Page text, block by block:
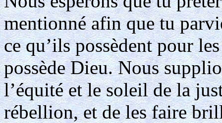
mentionné afin que tu
ce qu’ils possèdent pour
possède Dieu. Nous
l’équité et le soleil de la
rébellion, et de les faire